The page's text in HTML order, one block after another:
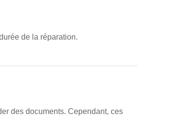
de la réparation.
des documents. Cependant, ces